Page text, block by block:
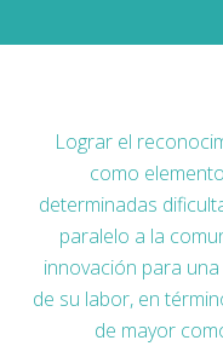
Lograr el
como
determinadas
paralelo a la
innovación para
de su labor, en
de mayor